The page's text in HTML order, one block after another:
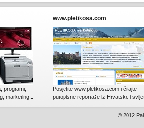
programi,
marketing...
www.pletikosa.com
Posjetite www.pletikosa.com i čitajte
putopisne reportaže iz Hrvatske i
© 2012